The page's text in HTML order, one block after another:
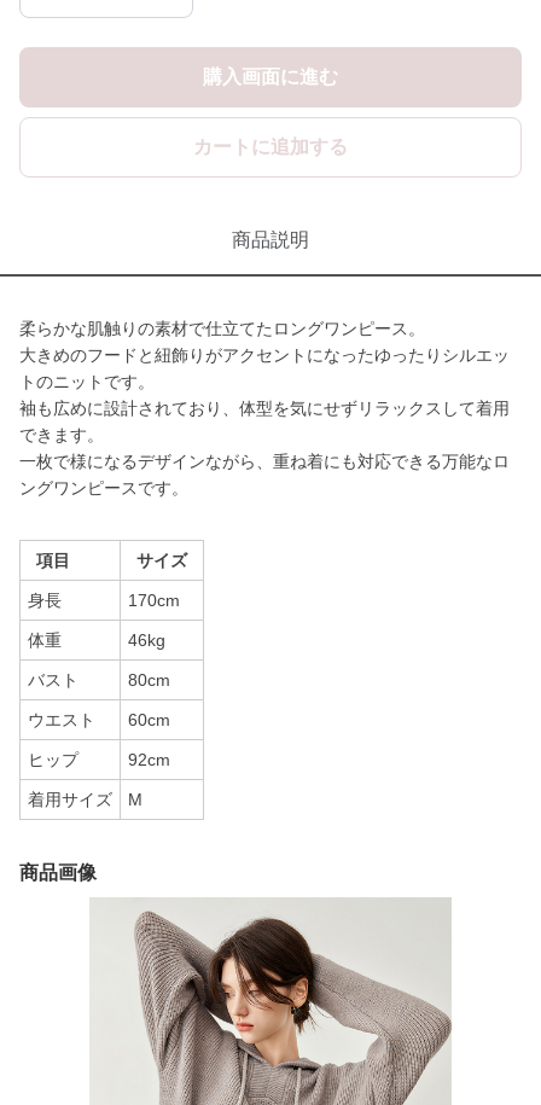
購入画面に進む
カートに追加する
商品説明
柔らかな肌触りの素材で仕立てたロングワンピース。
大きめのフードと紐飾りがアクセントになったゆったりシルエッ
トのニットです。
袖も広めに設計されており、体型を気にせずリラックスして着用
できます。
一枚で様になるデザインながら、重ね着にも対応できる万能なロ
ングワンピースです。
項目 サイズ
身長 170cm
体重 46kg
バスト 80cm
ウエスト 60cm
ヒップ 92cm
着用サイズ M
商品画像